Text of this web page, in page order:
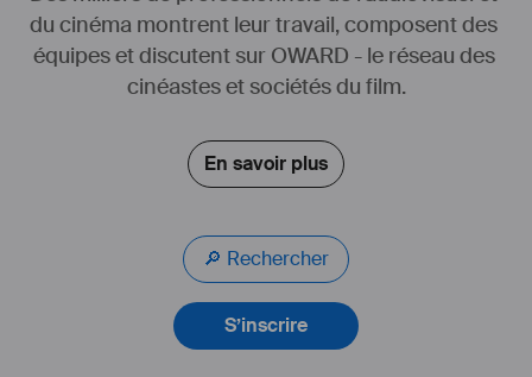
du cinéma montrent leur travail, composent des
équipes et discutent sur OWARD - le réseau des
cinéastes et sociétés du film.
En savoir plus
🔎 Rechercher
S’inscrire
Formation au Campus Univers Cascade/3 ans de
théâtre/Professionnel du Spectacle vivant depuis 4 ans
Action/ #Cascadeur / #Comédien/ #Chorégraphe
humaine, descente en #rappel
, maniement d' #arme, #escrime médiéval, percu voiture,
coaching, conseil, #réglage#